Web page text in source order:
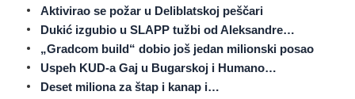
Aktivirao se požar u Deliblatskoj peščari
Dukić izgubio u SLAPP tužbi od Aleksandre…
„Gradcom build“ dobio još jedan milionski posao
Uspeh KUD-a Gaj u Bugarskoj i Humano…
Deset miliona za štap i kanap i…